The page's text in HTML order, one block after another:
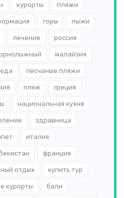
курорты пляжи
горы лыжи
лечение россия
малайзия
песчаные пляжи
пляж греция
национальная кухня
здравница
италия
франция
отдых купить тур
курорты бали